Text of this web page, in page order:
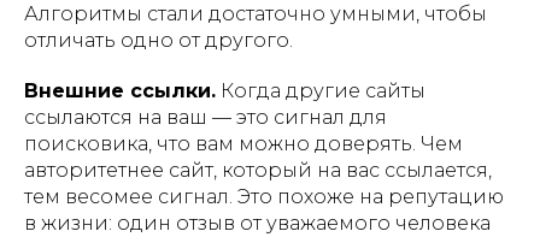
Алгоритмы стали достаточно умными, чтобы
отличать одно от другого.
Внешние ссылки. Когда другие сайты
ссылаются на ваш — это сигнал для
поисковика, что вам можно доверять. Чем
авторитетнее сайт, который на вас ссылается,
тем весомее сигнал. Это похоже на репутацию
в жизни: один отзыв от уважаемого человека